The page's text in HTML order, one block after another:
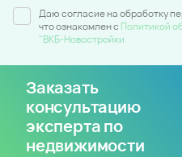
Даю согласие на обработку
что ознакомлен c Политикой
"ВКБ-Новостройки
Заказать
консультацию
эксперта по
недвижимости